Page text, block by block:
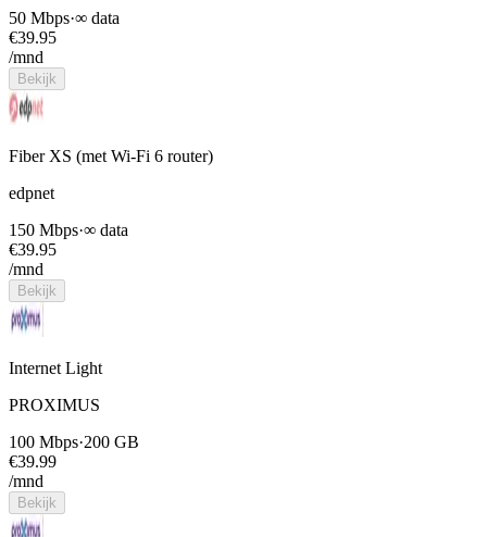
50 Mbps·∞ data
€39.95
/mnd
Bekijk
Fiber XS (met Wi-Fi 6 router)
edpnet
150 Mbps·∞ data
€39.95
/mnd
Bekijk
Internet Light
PROXIMUS
100 Mbps·200 GB
€39.99
/mnd
Bekijk